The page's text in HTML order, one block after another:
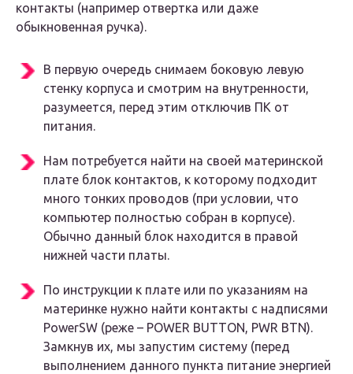
контакты (например отвертка или даже
обыкновенная ручка).
В первую очередь снимаем боковую левую
стенку корпуса и смотрим на внутренности,
разумеется, перед этим отключив ПК от
питания.
Нам потребуется найти на своей материнской
плате блок контактов, к которому подходит
много тонких проводов (при условии, что
компьютер полностью собран в корпусе).
Обычно данный блок находится в правой
нижней части платы.
По инструкции к плате или по указаниям на
материнке нужно найти контакты с надписями
PowerSW (реже – POWER BUTTON, PWR BTN).
Замкнув их, мы запустим систему (перед
выполнением данного пункта питание энергией